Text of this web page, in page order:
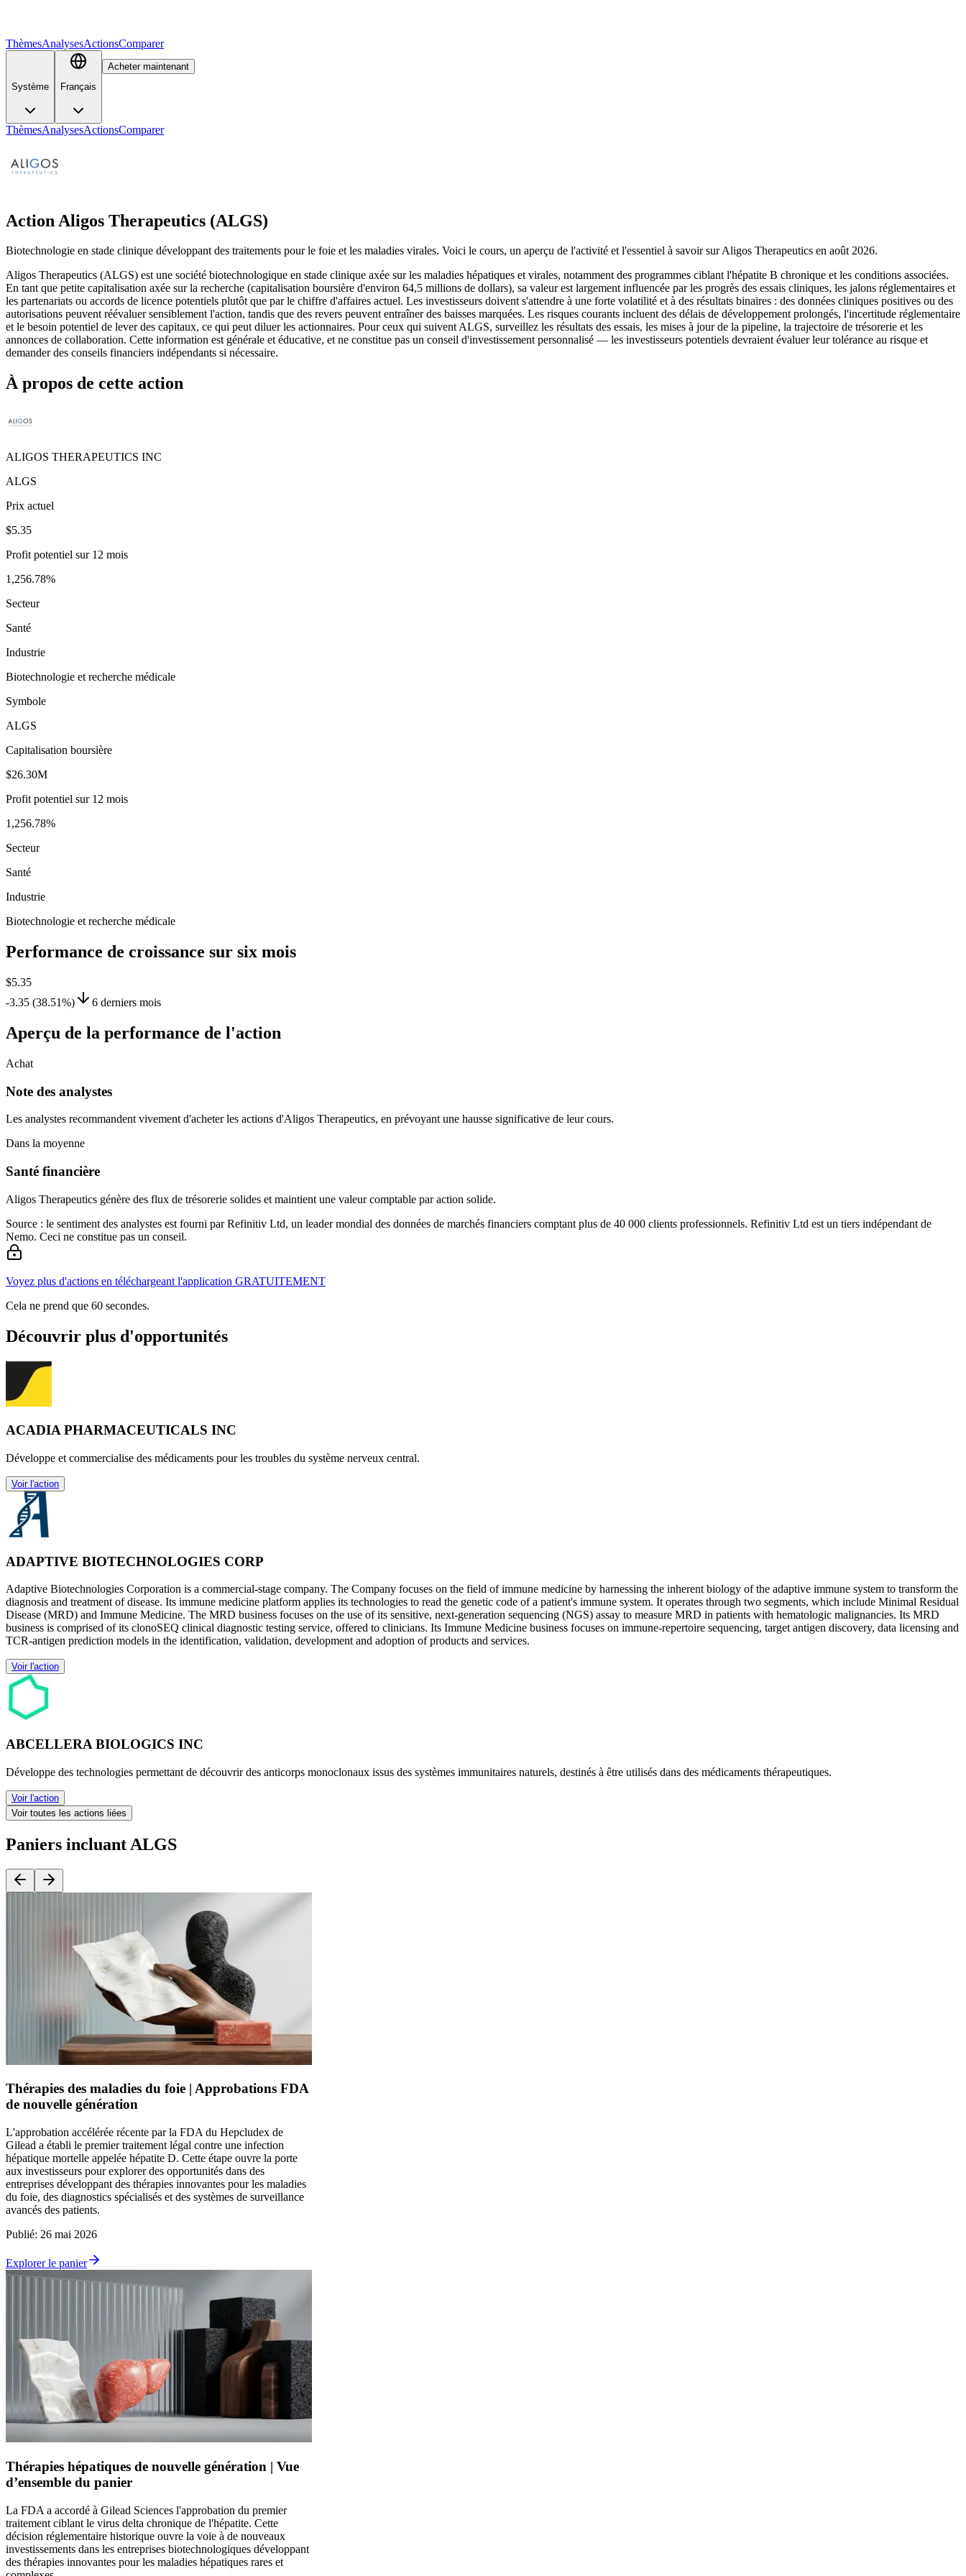
ThèmesAnalysesActionsComparer
Système Français
Acheter maintenant
ThèmesAnalysesActionsComparer
Action Aligos Therapeutics (ALGS)
Biotechnologie en stade clinique développant des traitements pour le foie et les maladies virales. Voici le cours, un aperçu de l'activité et l'essentiel à savoir sur Aligos Therapeutics en août 2026.
Aligos Therapeutics (ALGS) est une société biotechnologique en stade clinique axée sur les maladies hépatiques et virales, notamment des programmes ciblant l'hépatite B chronique et les conditions associées.
En tant que petite capitalisation axée sur la recherche (capitalisation boursière d'environ 64,5 millions de dollars), sa valeur est largement influencée par les progrès des essais cliniques, les jalons réglementaires et
les partenariats ou accords de licence potentiels plutôt que par le chiffre d'affaires actuel. Les investisseurs doivent s'attendre à une forte volatilité et à des résultats binaires : des données cliniques positives ou des
autorisations peuvent réévaluer sensiblement l'action, tandis que des revers peuvent entraîner des baisses marquées. Les risques courants incluent des délais de développement prolongés, l'incertitude réglementaire
et le besoin potentiel de lever des capitaux, ce qui peut diluer les actionnaires. Pour ceux qui suivent ALGS, surveillez les résultats des essais, les mises à jour de la pipeline, la trajectoire de trésorerie et les
annonces de collaboration. Cette information est générale et éducative, et ne constitue pas un conseil d'investissement personnalisé — les investisseurs potentiels devraient évaluer leur tolérance au risque et
demander des conseils financiers indépendants si nécessaire.
À propos de cette action
ALIGOS THERAPEUTICS INC
ALGS
Prix actuel
$5.35
Profit potentiel sur 12 mois
1,256.78%
Secteur
Santé
Industrie
Biotechnologie et recherche médicale
Symbole
ALGS
Capitalisation boursière
$26.30M
Profit potentiel sur 12 mois
1,256.78%
Secteur
Santé
Industrie
Biotechnologie et recherche médicale
Performance de croissance sur six mois
$5.35
-3.35 (38.51%)
6 derniers mois
Aperçu de la performance de l'action
Achat
Note des analystes
Les analystes recommandent vivement d'acheter les actions d'Aligos Therapeutics, en prévoyant une hausse significative de leur cours.
Dans la moyenne
Santé financière
Aligos Therapeutics génère des flux de trésorerie solides et maintient une valeur comptable par action solide.
Source : le sentiment des analystes est fourni par Refinitiv Ltd, un leader mondial des données de marchés financiers comptant plus de 40 000 clients professionnels. Refinitiv Ltd est un tiers indépendant de
Nemo. Ceci ne constitue pas un conseil.
Voyez plus d'actions en téléchargeant l'application GRATUITEMENT
Cela ne prend que 60 secondes.
Découvrir plus d'opportunités
ACADIA PHARMACEUTICALS INC
Développe et commercialise des médicaments pour les troubles du système nerveux central.
Voir l'action
ADAPTIVE BIOTECHNOLOGIES CORP
Adaptive Biotechnologies Corporation is a commercial-stage company. The Company focuses on the field of immune medicine by harnessing the inherent biology of the adaptive immune system to transform the
diagnosis and treatment of disease. Its immune medicine platform applies its technologies to read the genetic code of a patient's immune system. It operates through two segments, which include Minimal Residual
Disease (MRD) and Immune Medicine. The MRD business focuses on the use of its sensitive, next-generation sequencing (NGS) assay to measure MRD in patients with hematologic malignancies. Its MRD
business is comprised of its clonoSEQ clinical diagnostic testing service, offered to clinicians. Its Immune Medicine business focuses on immune-repertoire sequencing, target antigen discovery, data licensing and
TCR-antigen prediction models in the identification, validation, development and adoption of products and services.
Voir l'action
ABCELLERA BIOLOGICS INC
Développe des technologies permettant de découvrir des anticorps monoclonaux issus des systèmes immunitaires naturels, destinés à être utilisés dans des médicaments thérapeutiques.
Voir l'action
Voir toutes les actions liées
Paniers incluant ALGS
Thérapies des maladies du foie | Approbations FDA
de nouvelle génération
L'approbation accélérée récente par la FDA du Hepcludex de
Gilead a établi le premier traitement légal contre une infection
hépatique mortelle appelée hépatite D. Cette étape ouvre la porte
aux investisseurs pour explorer des opportunités dans des
entreprises développant des thérapies innovantes pour les maladies
du foie, des diagnostics spécialisés et des systèmes de surveillance
avancés des patients.
Publié: 26 mai 2026
Explorer le panier
Thérapies hépatiques de nouvelle génération | Vue
d’ensemble du panier
La FDA a accordé à Gilead Sciences l'approbation du premier
traitement ciblant le virus delta chronique de l'hépatite. Cette
décision réglementaire historique ouvre la voie à de nouveaux
investissements dans les entreprises biotechnologiques développant
des thérapies innovantes pour les maladies hépatiques rares et